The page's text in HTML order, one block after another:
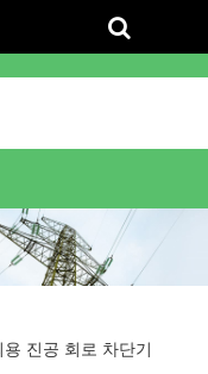
진공 회로 차단기